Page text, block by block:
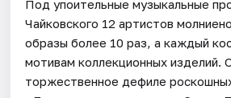
Под упоительные музыкальные
Чайковского 12 артистов
образы более 10 раз, а каждый
мотивам коллекционных изделий.
торжественное дефиле